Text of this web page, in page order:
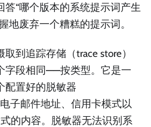
“哪个版本的系统提示词产生
地废弃一个糟糕的提示词。
到追踪存储（trace store）
字段相同——按类型。它是一
配置好的脱敏器
子邮件地址、信用卡模式以
的内容。脱敏器无法识别系